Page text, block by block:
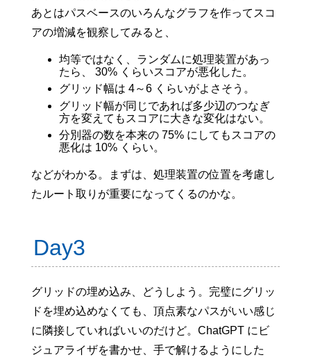
あとはパスベースのいろんなグラフを作ってスコ
アの増減を観察してみると、
均等ではなく、ランダムに処理装置があっ
たら、 30% くらいスコアが悪化した。
グリッド幅は 4～6 くらいがよさそう。
グリッド幅が同じであれば多少辺のつなぎ
方を変えてもスコアに大きな変化はない。
分別器の数を本来の 75% にしてもスコアの
悪化は 10% くらい。
などがわかる。まずは、処理装置の位置を考慮し
たルート取りが重要になってくるのかな。
Day3
グリッドの埋め込み、どうしよう。完璧にグリッ
ドを埋め込めなくても、頂点素なパスがいい感じ
に隣接していればいいのだけど。ChatGPT にビ
ジュアライザを書かせ、手で解けるようにした